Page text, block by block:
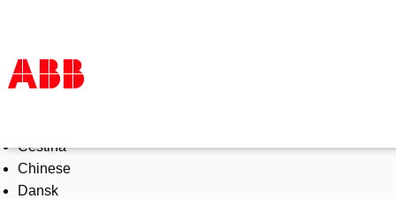
Products & Solutions
Industries
Services
Čeština
Chinese
Dansk